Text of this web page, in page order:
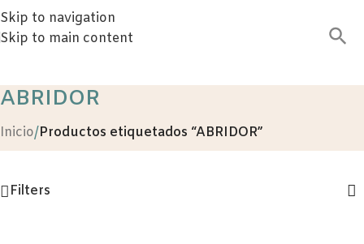
Skip to navigation
Skip to main content
ABRIDOR
Inicio/Productos etiquetados “ABRIDOR”
Filters